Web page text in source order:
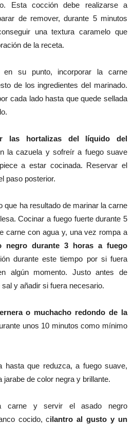
Esta cocción debe realizarse a
de remover, durante 5 minutos
una textura caramelo que
de la receta.
su punto, incorporar la carne
de los ingredientes del marinado.
cada lado hasta que quede sellada
las hortalizas del líquido del
la cazuela y sofreír a fuego suave
a estar cocinada. Reservar el
paso posterior.
que ha resultado de marinar la carne
Cocinar a fuego fuerte durante 5
carne con agua y, una vez rompa a
negro durante 3 horas a fuego
durante este tiempo por si fuera
algún momento. Justo antes de
y añadir si fuera necesario.
o muchacho redondo de la
unos 10 minutos como mínimo
hasta que reduzca, a fuego suave,
jarabe de color negra y brillante.
carne y servir el asado negro
cocido, cilantro al gusto y un